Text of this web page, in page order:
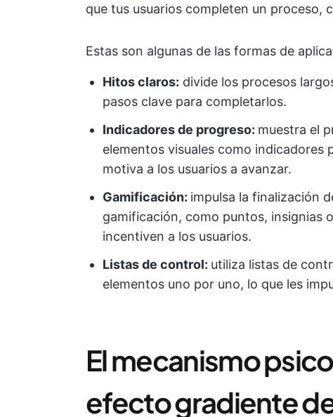
que tus usuarios completen un proceso,
Estas son algunas de las formas de
Hitos claros: divide los procesos
pasos clave para completarlos.
Indicadores de progreso: muestra el
elementos visuales como indicadores
motiva a los usuarios a avanzar.
Gamificación: impulsa la finalización
gamificación, como puntos, insignias
incentiven a los usuarios.
Listas de control: utiliza listas de
elementos uno por uno, lo que les
El mecanismo
efecto gradiente